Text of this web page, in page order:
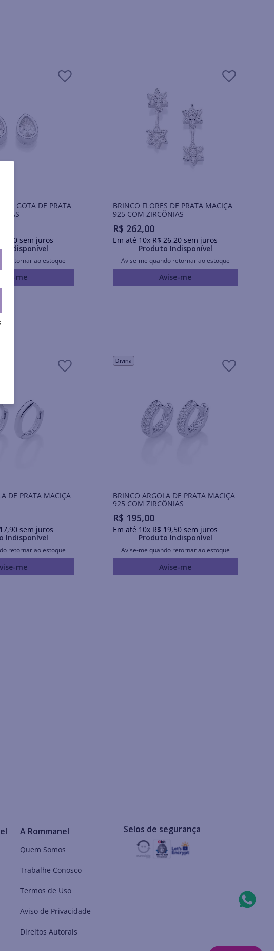
GOTA DE PRATA
90sem juros
Indisponível
retornar ao estoque
Avise-me
BRINCO FLORES DE PRATA MACIÇA
925 COM ZIRCÔNIAS
R$ 262,00
Em até 10x R$ 26,20sem juros
Produto Indisponível
Avise-me quando retornar ao estoque
Avise-me
DE PRATA MACIÇA
17,90sem juros
Indisponível
retornar ao estoque
me
Divina
BRINCO ARGOLA DE PRATA MACIÇA
925 COM ZIRCÔNIAS
R$ 195,00
Em até 10x R$ 19,50sem juros
Produto Indisponível
Avise-me quando retornar ao estoque
Avise-me
A Rommanel
Quem Somos
Trabalhe Conosco
Termos de Uso
Aviso de Privacidade
Direitos Autorais
Selos de segurança